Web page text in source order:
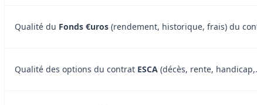
Qualité du Fonds €uros (rendement, historique, frais) du
Qualité des options du contrat ESCA (décès, rente,